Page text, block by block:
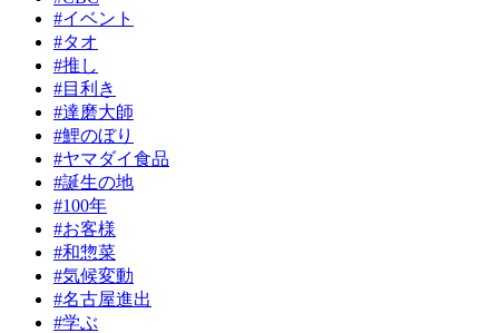
#イベント
#タオ
#推し
#目利き
#達磨大師
#鯉のぼり
#ヤマダイ食品
#誕生の地
#100年
#お客様
#和惣菜
#気候変動
#名古屋進出
#学ぶ